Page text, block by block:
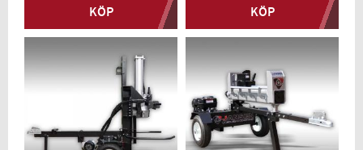
KÖP KÖP